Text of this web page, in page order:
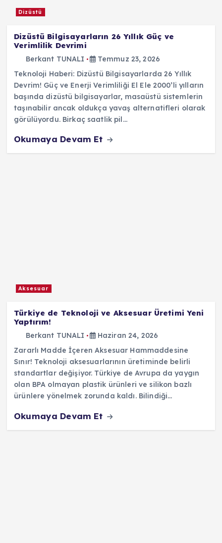
Dizüstü
Dizüstü Bilgisayarların 26 Yıllık Güç ve
Verimlilik Devrimi
Berkant TUNALI
Temmuz 23, 2026
Teknoloji Haberi: Dizüstü Bilgisayarlarda 26 Yıllık
Devrim! Güç ve Enerji Verimliliği El Ele 2000’li yılların
başında dizüstü bilgisayarlar, masaüstü sistemlerin
taşınabilir ancak oldukça yavaş alternatifleri olarak
görülüyordu. Birkaç saatlik pil…
Okumaya Devam Et
Aksesuar
Türkiye de Teknoloji ve Aksesuar Üretimi Yeni
Yaptırım!
Berkant TUNALI
Haziran 24, 2026
Zararlı Madde İçeren Aksesuar Hammaddesine
Sınır! Teknoloji aksesuarlarının üretiminde belirli
standartlar değişiyor. Türkiye de Avrupa da yaygın
olan BPA olmayan plastik ürünleri ve silikon bazlı
ürünlere yönelmek zorunda kaldı. Bilindiği…
Okumaya Devam Et